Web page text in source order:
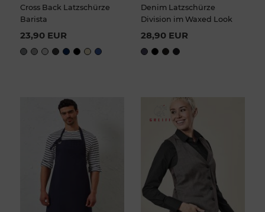
Cross Back Latzschürze
Barista
23,90 EUR
Denim Latzschürze
Division im Waxed Look
28,90 EUR